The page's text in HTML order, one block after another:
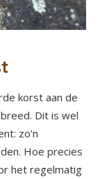
korst aan de
Dit is wel
zo’n
Hoe precies
het regelmatig